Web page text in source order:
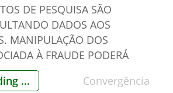
DE PESQUISA SÃO
DADOS AOS
MANIPULAÇÃO DOS
À FRAUDE PODERÁ
NO SEGUNDO TURNO Veja o
Paulo Martins sobre o
... Convergência